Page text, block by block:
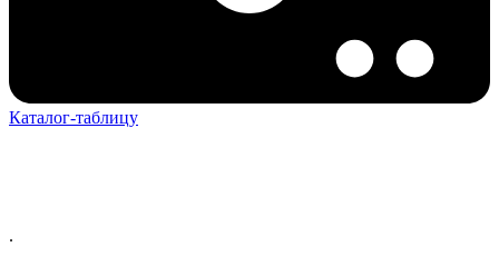
Каталог-таблицу
.